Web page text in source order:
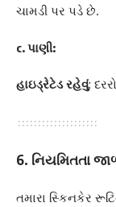
ચામડી પર પડે છે.
c. પાણી:
હાઇડ્રેટેડ રહેવું:
6. નિયમિતતા
તમારા સ્કિનકેર